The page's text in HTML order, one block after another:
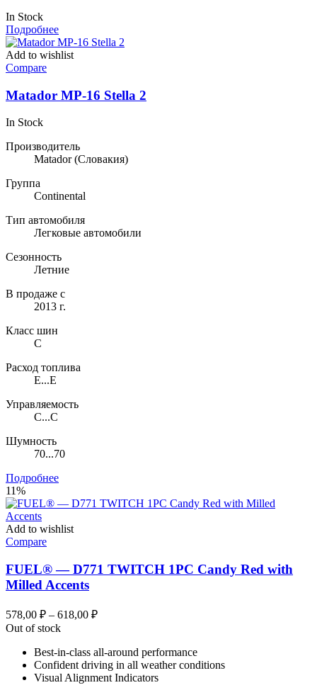
In Stock
Подробнее
Add to wishlist
Compare
Matador MP-16 Stella 2
In Stock
Производитель
Matador(Словакия)
Группа
Continental
Тип автомобиля
Легковые автомобили
Сезонность
Летние
В продаже с
2013 г.
Класс шин
C
Расход топлива
E...E
Управляемость
C...C
Шумность
70...70
Подробнее
11%
Add to wishlist
Compare
FUEL® — D771 TWITCH 1PC Candy Red with
Milled Accents
578,00 ₽ – 618,00 ₽Диапазон
–
618,00 ₽
Out of stock
Best-in-class all-around performance
Confident driving in all weather conditions
Visual Alignment Indicators